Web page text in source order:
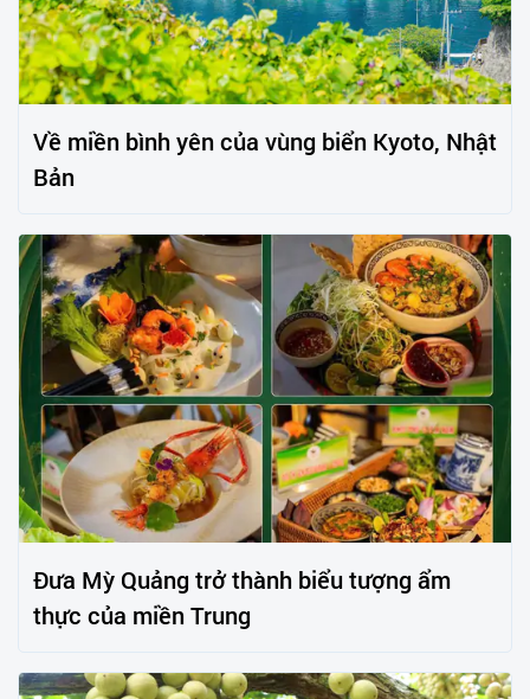
Về miền bình yên của vùng biển Kyoto, Nhật
Bản
Đưa Mỳ Quảng trở thành biểu tượng ẩm
thực của miền Trung